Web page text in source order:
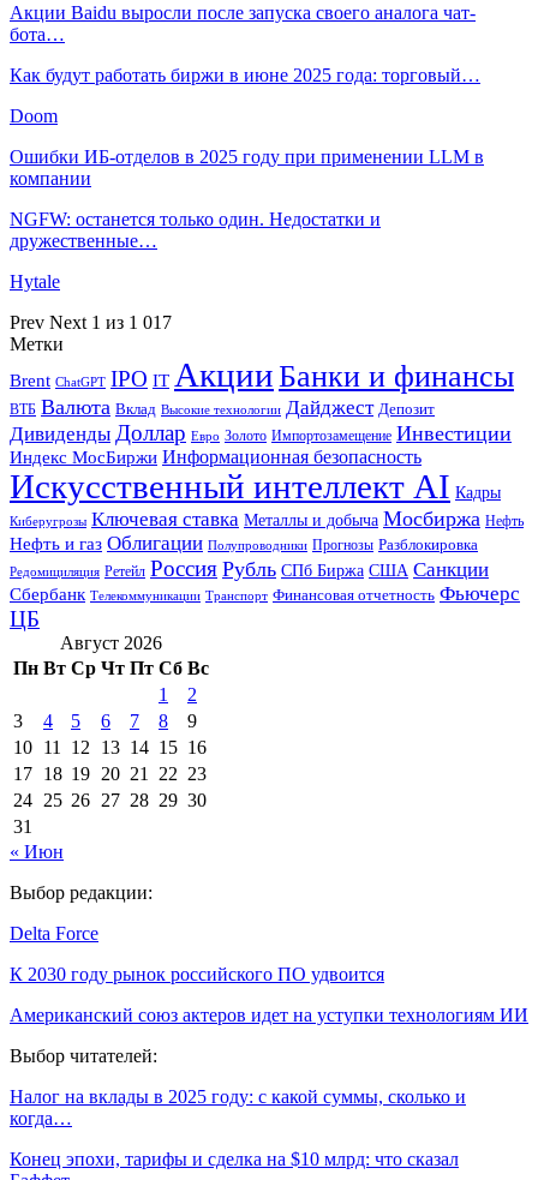
Акции Baidu выросли после запуска своего аналога чат-
бота…
Как будут работать биржи в июне 2025 года: торговый…
Doom
Ошибки ИБ-отделов в 2025 году при применении LLM в
компании
NGFW: останется только один. Недостатки и
дружественные…
Hytale
Prev Next 1 из 1 017
Метки
Brent ChatGPT IPO IT Акции Банки и финансы
ВТБ Валюта Вклад Высокие технологии Дайджест Депозит
Дивиденды Доллар Евро Золото Импортозамещение Инвестиции
Индекс МосБиржи Информационная безопасность
Искусственный интеллект AI Кадры
Киберугрозы Ключевая ставка Металлы и добыча Мосбиржа Нефть
Нефть и газ Облигации Полупроводники Прогнозы Разблокировка
Редомициляция Ретейл Россия Рубль СПб Биржа США Санкции
Сбербанк Телекоммуникации Транспорт Финансовая отчетность Фьючерс
ЦБ
Август 2026
Пн Вт Ср Чт Пт Сб Вс
1
2
3
4 5 6 7 8
9
10 11 12 13 14 15 16
17 18 19 20 21 22 23
24 25 26 27 28 29 30
31
« Июн
Выбор редакции:
Delta Force
К 2030 году рынок российского ПО удвоится
Американский союз актеров идет на уступки технологиям ИИ
Выбор читателей:
Налог на вклады в 2025 году: с какой суммы, сколько и
когда…
Конец эпохи, тарифы и сделка на $10 млрд: что сказал